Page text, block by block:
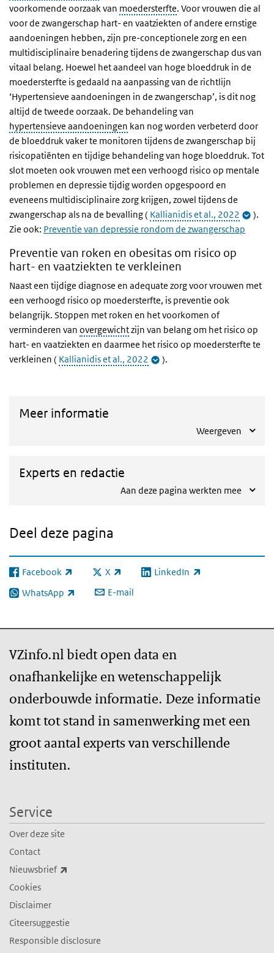
voorkomende oorzaak van moedersterfte. Voor vrouwen die al
voor de zwangerschap hart- en vaatziekten of andere ernstige
aandoeningen hebben, zijn pre-conceptionele zorg en een
multidisciplinaire benadering tijdens de zwangerschap dus van
vitaal belang. Hoewel het aandeel van hoge bloeddruk in de
moedersterfte is gedaald na aanpassing van de richtlijn
‘Hypertensieve aandoeningen in de zwangerschap’, is dit nog
altijd de tweede oorzaak. De behandeling van
hypertensieve aandoeningen kan nog worden verbeterd door
de bloeddruk vaker te monitoren tijdens de zwangerschap bij
risicopatiënten en tijdige behandeling van hoge bloeddruk. Tot
slot moeten ook vrouwen met een verhoogd risico op mentale
problemen en depressie tijdig worden opgespoord en
eveneens multidisciplinaire zorg krijgen, zowel tijdens de
zwangerschap als na de bevalling ( Kallianidis et al., 2022
).
Zie ook: Preventie van depressie rondom de zwangerschap
Preventie van roken en obesitas om risico op
hart- en vaatziekten te verkleinen
Naast een tijdige diagnose en adequate zorg voor vrouwen met
een verhoogd risico op moedersterfte, is preventie ook
belangrijk. Stoppen met roken en het voorkomen of
verminderen van overgewichtzijn van belang om het risico op
hart- en vaatziekten en daarmee het risico op moedersterfte te
verkleinen ( Kallianidis et al., 2022 ).
Meer informatie
Weergeven
Experts en redactie
Aan deze pagina werkten mee
Deel deze pagina
Facebook
(externe link) X
(externe link) LinkedIn
(externe link)
WhatsApp
(externe link) E-mail
VZinfo.nl biedt open data en
onafhankelijke en wetenschappelijk
onderbouwde informatie. Deze informatie
komt tot stand in samenwerking met een
groot aantal experts van verschillende
instituten.
Service
Over deze site
Contact
Nieuwsbrief
Cookies
Disclaimer
Citeersuggestie
Responsible disclosure